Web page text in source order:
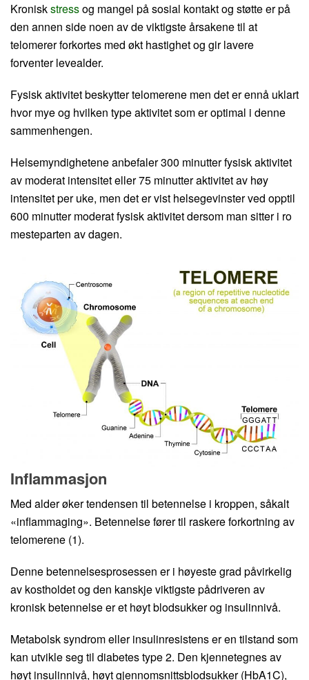
Kroniskstressog mangel på sosial kontakt og støtte er på
den annen side noen av de viktigste årsakene til at
telomerer forkortes med økt hastighet og gir lavere
forventer levealder.
Fysisk aktivitet beskytter telomerene men det er ennå uklart
hvor mye og hvilken type aktivitet som er optimal i denne
sammenhengen.
Helsemyndighetene anbefaler 300 minutter fysisk aktivitet
av moderat intensitet eller 75 minutter aktivitet av høy
intensitet per uke, men det er vist helsegevinster ved opptil
600 minutter moderat fysisk aktivitet dersom man sitter i ro
mesteparten av dagen.
Inflammasjon
Med alder øker tendensen til betennelse i kroppen, såkalt
«inflammaging». Betennelse fører til raskere forkortning av
telomerene (1).
Denne betennelsesprosessen er i høyeste grad påvirkelig
av kostholdet og den kanskje viktigste pådriveren av
kronisk betennelse er et høyt blodsukker og insulinnivå.
Metabolsk syndrom eller insulinresistens er en tilstand som
kan utvikle seg til diabetes type 2. Den kjennetegnes av
høyt insulinnivå, høyt gjennomsnittsblodsukker (HbA1C),